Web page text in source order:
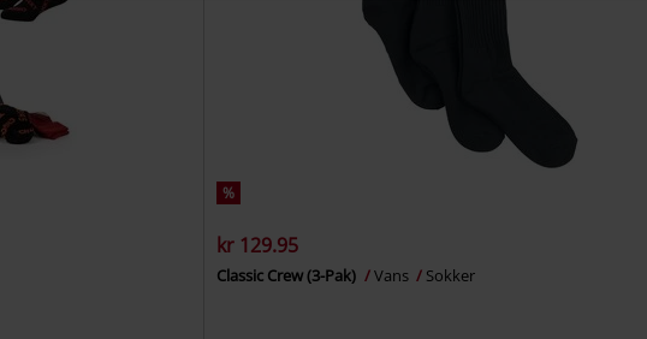
%
kr 129.95
Classic Crew (3-Pak) Vans Sokker